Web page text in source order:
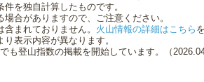
を独自計算したものです。
合がありますので、ご注意ください。
まれておりません。 火山情報の詳細はこちら
表示内容が異なります。
も登山指数の掲載を開始しています。（